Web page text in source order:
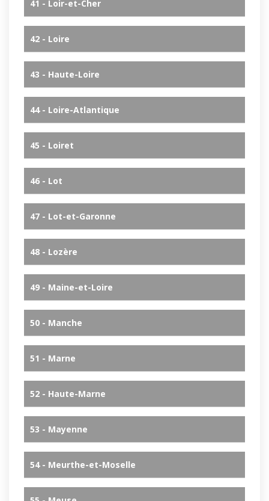
41 - Loir-et-Cher
42 - Loire
43 - Haute-Loire
44 - Loire-Atlantique
45 - Loiret
46 - Lot
47 - Lot-et-Garonne
48 - Lozère
49 - Maine-et-Loire
50 - Manche
51 - Marne
52 - Haute-Marne
53 - Mayenne
54 - Meurthe-et-Moselle